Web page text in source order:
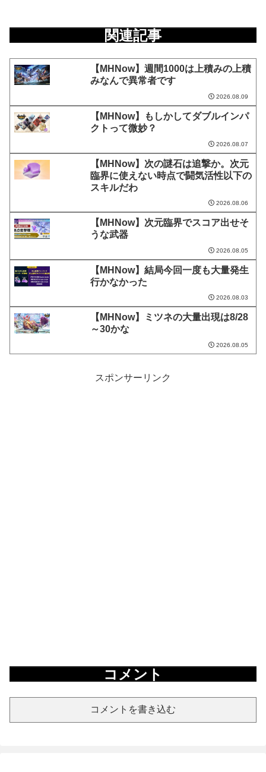
関連記事
【MHNow】週間1000は上積みの上積
みなんで異常者です
2026.08.09
【MHNow】もしかしてダブルインパ
クトって微妙？
2026.08.07
【MHNow】次の謎石は追撃か。次元
臨界に使えない時点で闘気活性以下の
スキルだわ
2026.08.06
【MHNow】次元臨界でスコア出せそ
うな武器
2026.08.05
【MHNow】結局今回一度も大量発生
行かなかった
2026.08.03
【MHNow】ミツネの大量出現は8/28
～30かな
2026.08.05
スポンサーリンク
コメント
コメントを書き込む